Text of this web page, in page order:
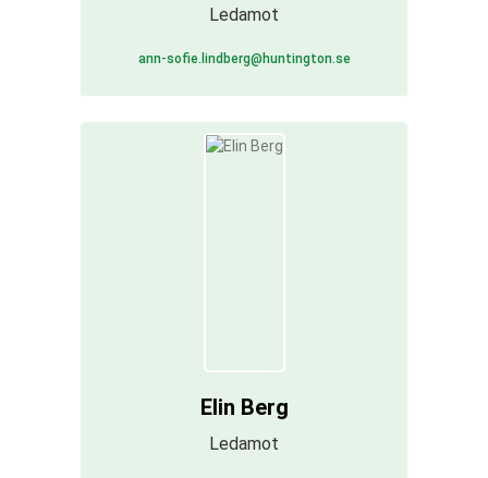
Ledamot
ann-sofie.lindberg@huntington.se
Elin Berg
Ledamot